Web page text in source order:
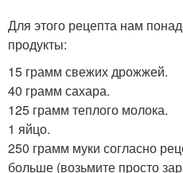
Для этого рецепта нам
продукты:
15 грамм свежих дрожжей.
40 грамм сахара.
125 грамм теплого молока.
1 яйцо.
250 грамм муки согласно
больше (возьмите просто